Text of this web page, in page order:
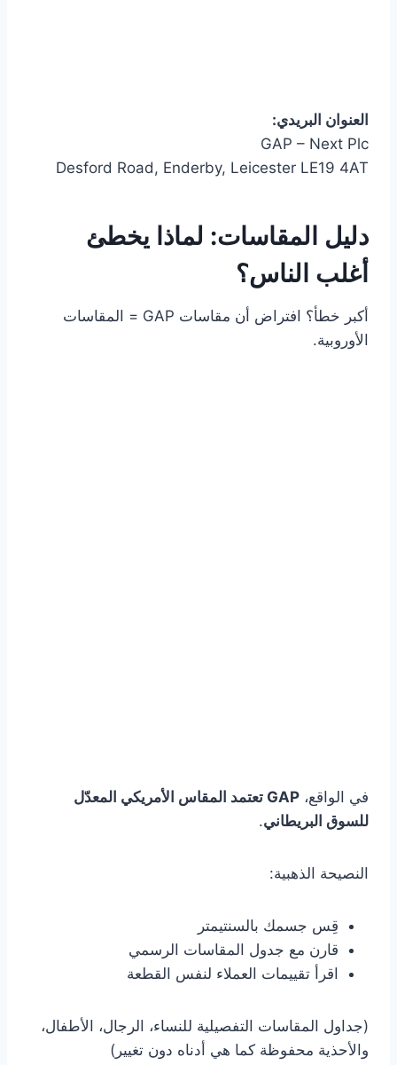
العنوان البريدي:
GAP – Next Plc
Desford Road, Enderby, Leicester LE19 4AT
دليل المقاسات: لماذا يخطئ
أغلب الناس؟
أكبر خطأ؟ افتراض أن مقاسات GAP = المقاسات
الأوروبية.
في الواقع،
GAP تعتمد المقاس الأمريكي المعدّل
للسوق البريطاني.
النصيحة الذهبية:
قِس جسمك بالسنتيمتر
قارن مع جدول المقاسات الرسمي
اقرأ تقييمات العملاء لنفس القطعة
(جداول المقاسات التفصيلية للنساء، الرجال، الأطفال،
والأحذية محفوظة كما هي أدناه دون تغيير)